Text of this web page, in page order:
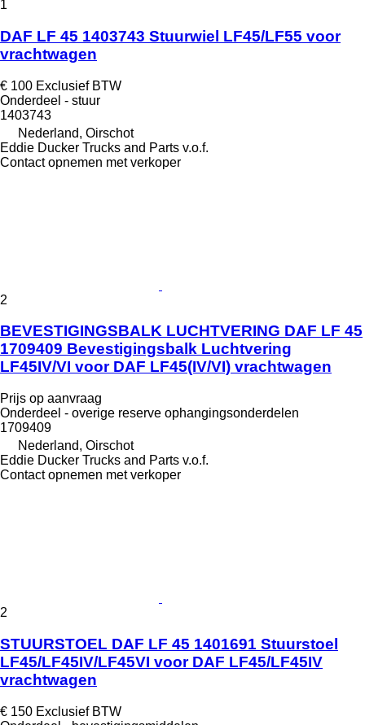
1
DAF LF 45 1403743 Stuurwiel LF45/LF55 voor
vrachtwagen
€ 100 Exclusief BTW
Onderdeel - stuur
1403743
Nederland, Oirschot
Eddie Ducker Trucks and Parts v.o.f.
Contact opnemen met verkoper
2
BEVESTIGINGSBALK LUCHTVERING DAF LF 45
1709409 Bevestigingsbalk Luchtvering
LF45IV/VI voor DAF LF45(IV/VI) vrachtwagen
Prijs op aanvraag
Onderdeel - overige reserve ophangingsonderdelen
1709409
Nederland, Oirschot
Eddie Ducker Trucks and Parts v.o.f.
Contact opnemen met verkoper
2
STUURSTOEL DAF LF 45 1401691 Stuurstoel
LF45/LF45IV/LF45VI voor DAF LF45/LF45IV
vrachtwagen
€ 150 Exclusief BTW